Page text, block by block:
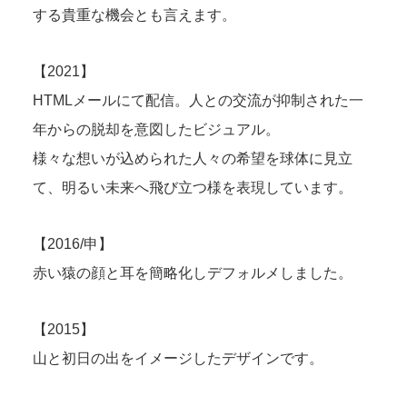
する貴重な機会とも言えます。
【2021】
HTMLメールにて配信。人との交流が抑制された一
年からの脱却を意図したビジュアル。
様々な想いが込められた人々の希望を球体に見立
て、明るい未来へ飛び立つ様を表現しています。
【2016/申】
赤い猿の顔と耳を簡略化しデフォルメしました。
【2015】
山と初日の出をイメージしたデザインです。